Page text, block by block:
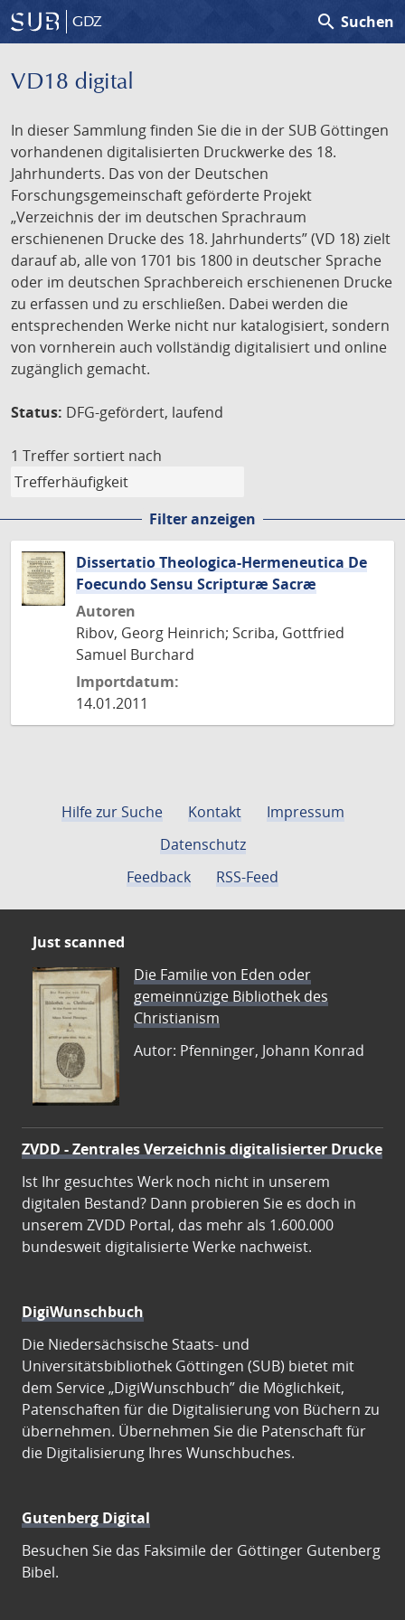
GDZ search Suchen
VD18 digital
In dieser Sammlung finden Sie die in der SUB Göttingen
vorhandenen digitalisierten Druckwerke des 18.
Jahrhunderts. Das von der Deutschen
Forschungsgemeinschaft geförderte Projekt
„Verzeichnis der im deutschen Sprachraum
erschienenen Drucke des 18. Jahrhunderts” (VD 18) zielt
darauf ab, alle von 1701 bis 1800 in deutscher Sprache
oder im deutschen Sprachbereich erschienenen Drucke
zu erfassen und zu erschließen. Dabei werden die
entsprechenden Werke nicht nur katalogisiert, sondern
von vornherein auch vollständig digitalisiert und online
zugänglich gemacht.
Status: DFG-gefördert, laufend
1 Treffer sortiert nach
Filter anzeigen
Dissertatio Theologica-Hermeneutica De
Foecundo Sensu Scripturæ Sacræ
Autoren
Ribov, Georg Heinrich; Scriba, Gottfried
Samuel Burchard
Importdatum:
14.01.2011
Hilfe zur Suche Kontakt
Impressum
Datenschutz
Feedback
RSS-Feed
Just scanned
Die Familie von Eden oder
gemeinnüzige Bibliothek des
Christianism
Autor: Pfenninger, Johann Konrad
ZVDD - Zentrales Verzeichnis digitalisierter Drucke
Ist Ihr gesuchtes Werk noch nicht in unserem
digitalen Bestand? Dann probieren Sie es doch in
unserem ZVDD Portal, das mehr als 1.600.000
bundesweit digitalisierte Werke nachweist.
DigiWunschbuch
Die Niedersächsische Staats- und
Universitätsbibliothek Göttingen (SUB) bietet mit
dem Service „DigiWunschbuch” die Möglichkeit,
Patenschaften für die Digitalisierung von Büchern zu
übernehmen. Übernehmen Sie die Patenschaft für
die Digitalisierung Ihres Wunschbuches.
Gutenberg Digital
Besuchen Sie das Faksimile der Göttinger Gutenberg
Bibel.